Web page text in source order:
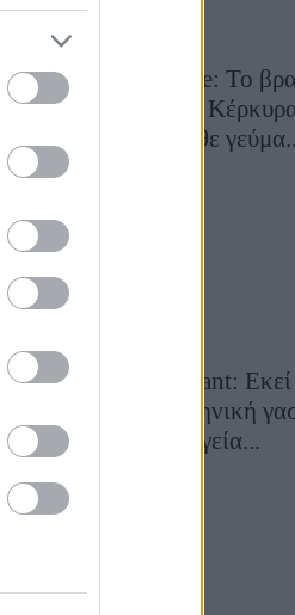
Toula’s Seaside: Το
εστιατόριο της
μετατρέπει κάθε
28 Ιουλίου 2026, 11:05
Cavos Restaurant:
αυθεντική ελληνική
συναντά τη μαγεία...